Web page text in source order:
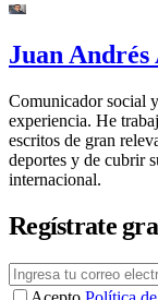
Juan Andrés
Comunicador social
experiencia. He
escritos de gran
deportes y de cubrir
internacional.
Regístrate